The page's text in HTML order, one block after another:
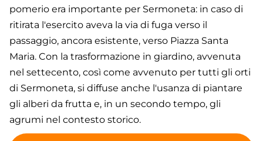
pomerio era importante per Sermoneta: in caso di
ritirata l'esercito aveva la via di fuga verso il
passaggio, ancora esistente, verso Piazza Santa
Maria. Con la trasformazione in giardino, avvenuta
nel settecento, così come avvenuto per tutti gli orti
di Sermoneta, si diffuse anche l'usanza di piantare
gli alberi da frutta e, in un secondo tempo, gli
agrumi nel contesto storico.